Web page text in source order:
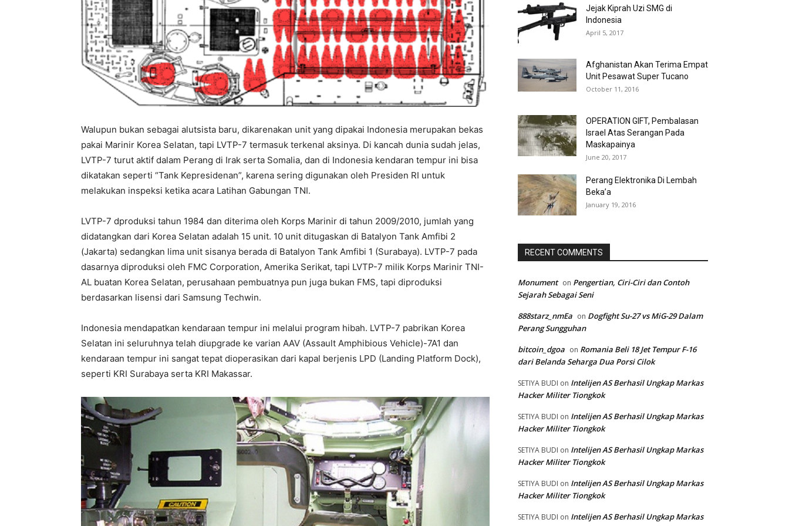
Walupun bukan sebagai alutsista baru, dikarenakan unit yang dipakai Indonesia merupakan bekas
pakai Marinir Korea Selatan, tapi LVTP-7 termasuk terkenal aksinya. Di kancah dunia sudah jelas,
LVTP-7 turut aktif dalam Perang di Irak serta Somalia, dan di Indonesia kendaran tempur ini bisa
dikatakan seperti “Tank Kepresidenan”, karena sering digunakan oleh Presiden RI untuk
melakukan inspeksi ketika acara Latihan Gabungan TNI.
LVTP-7 dproduksi tahun 1984 dan diterima oleh Korps Marinir di tahun 2009/2010, jumlah yang
didatangkan dari Korea Selatan adalah 15 unit. 10 unit ditugaskan di Batalyon Tank Amfibi 2
(Jakarta) sedangkan lima unit sisanya berada di Batalyon Tank Amfibi 1 (Surabaya). LVTP-7 pada
dasarnya diproduksi oleh FMC Corporation, Amerika Serikat, tapi LVTP-7 milik Korps Marinir TNI-
AL buatan Korea Selatan, perusahaan pembuatnya pun juga bukan FMS, tapi diproduksi
berdasarkan lisensi dari Samsung Techwin.
Indonesia mendapatkan kendaraan tempur ini melalui program hibah. LVTP-7 pabrikan Korea
Selatan ini seluruhnya telah diupgrade ke varian AAV (Assault Amphibious Vehicle)-7A1 dan
kendaraan tempur ini sangat tepat dioperasikan dari kapal berjenis LPD (Landing Platform Dock),
seperti KRI Surabaya serta KRI Makassar.
Jejak Kiprah Uzi SMG di
Indonesia
April 5, 2017
Afghanistan Akan Terima Empat
Unit Pesawat Super Tucano
October 11, 2016
OPERATION GIFT, Pembalasan
Israel Atas Serangan Pada
Maskapainya
June 20, 2017
Perang Elektronika Di Lembah
Beka’a
January 19, 2016
RECENT COMMENTS
Monument on Pengertian, Ciri-Ciri dan Contoh
Sejarah Sebagai Seni
888starz_nmEa on Dogfight Su-27 vs MiG-29 Dalam
Perang Sungguhan
bitcoin_dgoa on Romania Beli 18 Jet Tempur F-16
dari Belanda Seharga Dua Porsi Cilok
SETIYA BUDI on Intelijen AS Berhasil Ungkap Markas
Hacker Militer Tiongkok
SETIYA BUDI on Intelijen AS Berhasil Ungkap Markas
Hacker Militer Tiongkok
SETIYA BUDI on Intelijen AS Berhasil Ungkap Markas
Hacker Militer Tiongkok
SETIYA BUDI on Intelijen AS Berhasil Ungkap Markas
Hacker Militer Tiongkok
SETIYA BUDI on Intelijen AS Berhasil Ungkap Markas